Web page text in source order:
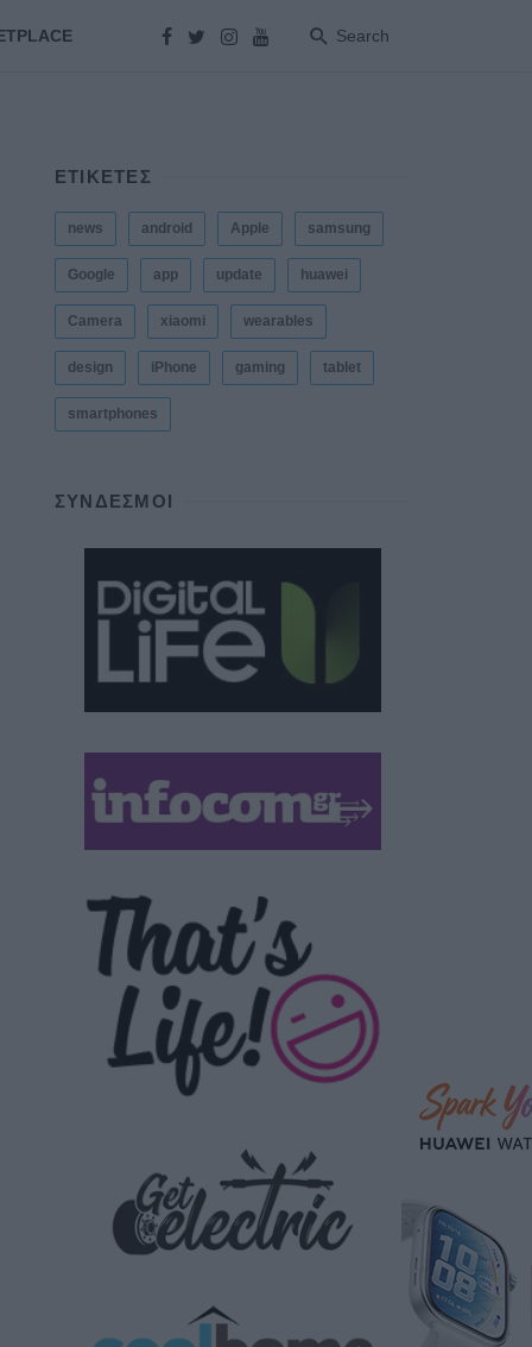
Search
ΕΤΙΚΕΤΕΣ
news android Apple samsung
Google app update huawei
Camera xiaomi wearables
design iPhone gaming tablet
smartphones
ΣΎΝΔΕΣΜΟΙ